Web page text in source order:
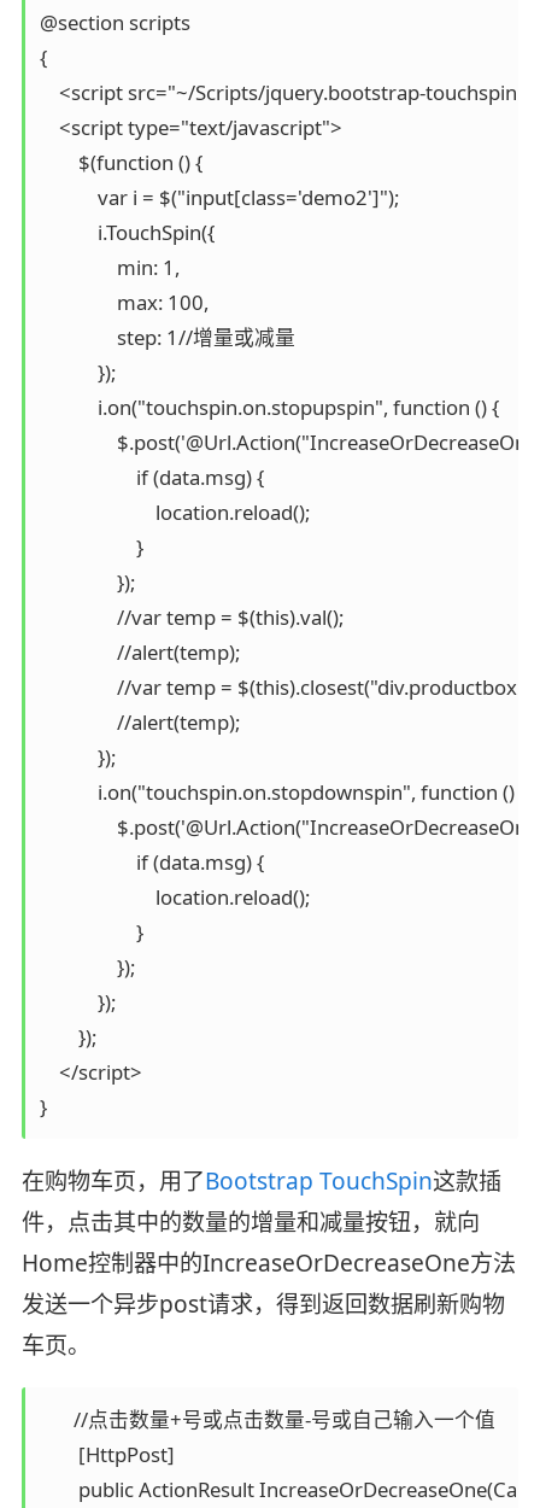
@section scripts
{
<script src="~/Scripts/jquery.bootstrap-
    <script type="text/javascript">
        $(function () {
            var i = $("input[class='demo2']");
            i.TouchSpin({
                min: 1,
                max: 100,
                step: 1//增量或减量
            });
            i.on("touchspin.on.stopupspin", function () {
                    if (data.msg) {
                        location.reload();
                    }
                });
                //var temp = $(this).val();
                //alert(temp);
//var temp =
                //alert(temp);
            });
            i.on("touchspin.on.stopdownspin", function () {
                    if (data.msg) {
                        location.reload();
                    }
                });
            });
        });
    </script>
}
在购物车页，用了Bootstrap TouchSpin这款插
件，点击其中的数量的增量和减量按钮，就向
Home控制器中的IncreaseOrDecreaseOne方法
发送一个异步post请求，得到返回数据刷新购物
车页。
       //点击数量+号或点击数量-号或自己输入一个值
        [HttpPost]
public ActionResult IncreaseOrDecreaseOne(Cart